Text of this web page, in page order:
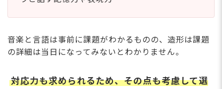
音楽と言語は事前に課題がわかるものの、造形は課題
の詳細は当日になってみないとわかりません。
対応力も求められるため、その点も考慮して選